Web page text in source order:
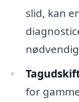
slid, kan
for